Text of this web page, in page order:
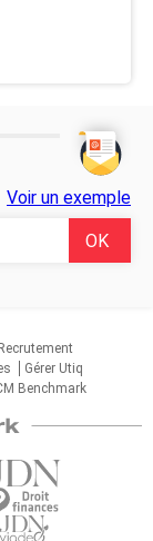
Voir un exemple
Recrutement
Gérer Utiq
Benchmark